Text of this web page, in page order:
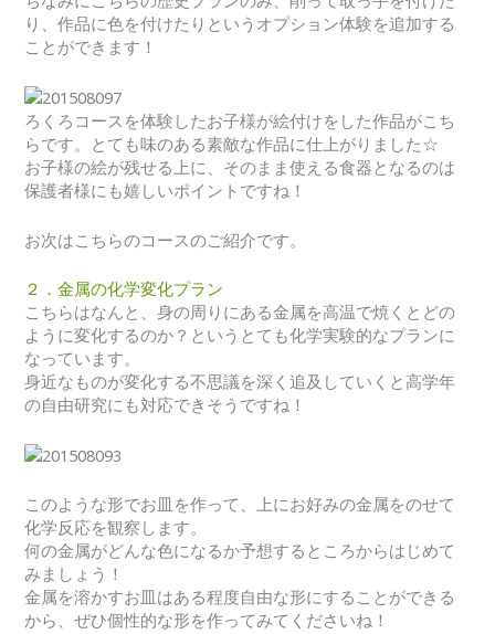
り、作品に色を付けたりというオプション体験を追加する
ことができます！
ろくろコースを体験したお子様が絵付けをした作品がこち
らです。とても味のある素敵な作品に仕上がりました☆
お子様の絵が残せる上に、そのまま使える食器となるのは
保護者様にも嬉しいポイントですね！
お次はこちらのコースのご紹介です。
２．金属の化学変化プラン
こちらはなんと、身の周りにある金属を高温で焼くとどの
ように変化するのか？というとても化学実験的なプランに
なっています。
身近なものが変化する不思議を深く追及していくと高学年
の自由研究にも対応できそうですね！
このような形でお皿を作って、上にお好みの金属をのせて
化学反応を観察します。
何の金属がどんな色になるか予想するところからはじめて
みましょう！
金属を溶かすお皿はある程度自由な形にすることができる
から、ぜひ個性的な形を作ってみてくださいね！